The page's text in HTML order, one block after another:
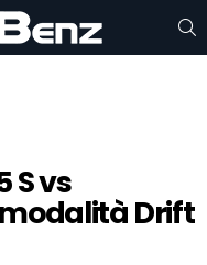
S vs
Drift